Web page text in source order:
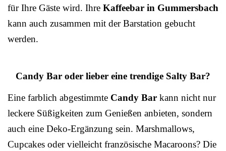
für Ihre Gäste wird. Ihre Kaffeebar in Gummersbach
kann auch zusammen mit der Barstation gebucht
werden.
Candy Bar oder lieber eine trendige Salty Bar?
Eine farblich abgestimmte Candy Bar kann nicht nur
leckere Süßigkeiten zum Genießen anbieten, sondern
auch eine Deko-Ergänzung sein. Marshmallows,
Cupcakes oder vielleicht französische Macaroons? Die